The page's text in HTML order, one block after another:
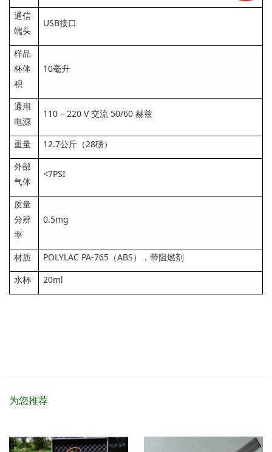
通信
端头
USB接口
样品
杯体
积
10毫升
通用
电源
110 – 220 V 交流 50/60 赫兹
重量
12.7公斤（28磅）
外部
气体
<7PSI
质量
分辨
率
0.5mg
材质
POLYLAC PA-765（ABS），带阻燃剂
水杯
20ml
为您推荐